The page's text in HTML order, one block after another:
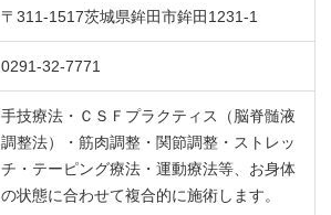
〒311-1517茨城県鉾田市鉾田1231-1
0291-32-7771
手技療法・ＣＳＦプラクティス（脳脊髄液
調整法）・筋肉調整・関節調整・ストレッ
チ・テーピング療法・運動療法等、お身体
の状態に合わせて複合的に施術します。